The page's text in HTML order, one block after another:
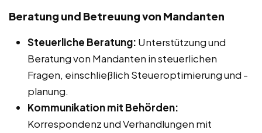
Beratung und Betreuung von Mandanten
Steuerliche Beratung: Unterstützung und
Beratung von Mandanten in steuerlichen
Fragen, einschließlich Steueroptimierung und -
planung.
Kommunikation mit Behörden:
Korrespondenz und Verhandlungen mit